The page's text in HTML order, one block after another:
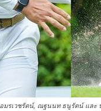
มรเวชรัตน์, ณฐนนท ธนูรัตน์ และ